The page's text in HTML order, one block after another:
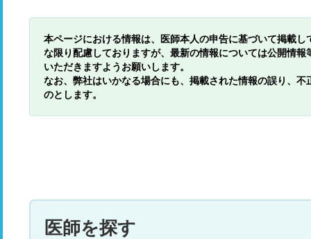
本ページにおける情報は、医師本人の申告に基づいて掲載
な限り配慮しておりますが、最新の情報については公開情
いただきますようお願いします。
なお、弊社はいかなる場合にも、掲載された情報の誤り、
のとします。
医師を探す